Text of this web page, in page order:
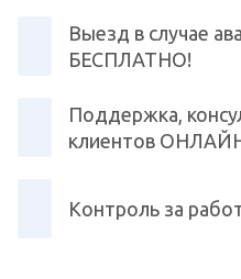
Выезд в случае
БЕСПЛАТНО!
Поддержка,
клиентов
Контроль за